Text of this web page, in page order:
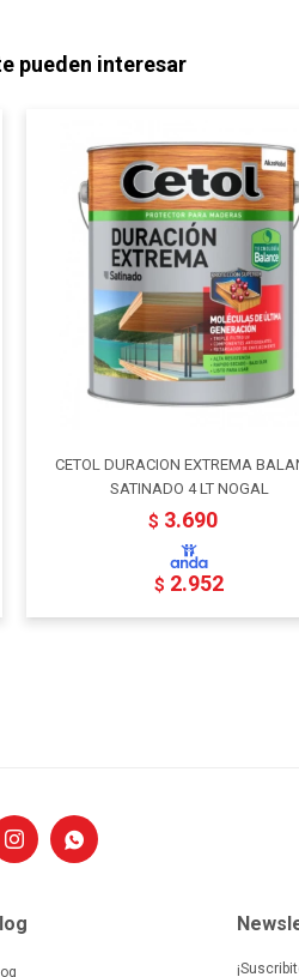
pueden interesar
CETOL DURACION EXTREMA
SATINADO 4 LT NOGAL
$ 3.690
$ 2.952
 